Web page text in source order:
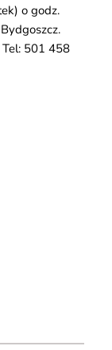
o godz.
501 458